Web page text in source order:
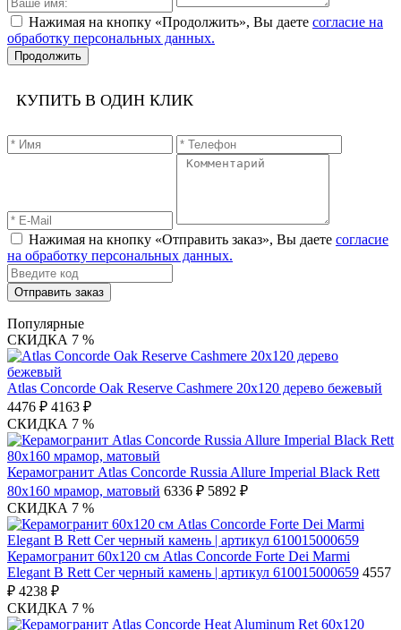
Нажимая на кнопку «Продолжить», Вы даете согласие на
обработку персональных данных.
Продолжить
КУПИТЬ В ОДИН КЛИК
Нажимая на кнопку «Отправить заказ», Вы даете согласие
на обработку персональных данных.
Отправить заказ
Популярные
СКИДКА 7 %
Atlas Concorde Oak Reserve Cashmere 20х120 дерево бежевый
4476 ₽ 4163 ₽
СКИДКА 7 %
Керамогранит Atlas Concorde Russia Allure Imperial Black Rett
80x160 мрамор, матовый 6336 ₽ 5892 ₽
СКИДКА 7 %
Керамогранит 60x120 см Atlas Concorde Forte Dei Marmi
Elegant B Rett Cer черный камень | артикул 610015000659 4557
₽ 4238 ₽
СКИДКА 7 %